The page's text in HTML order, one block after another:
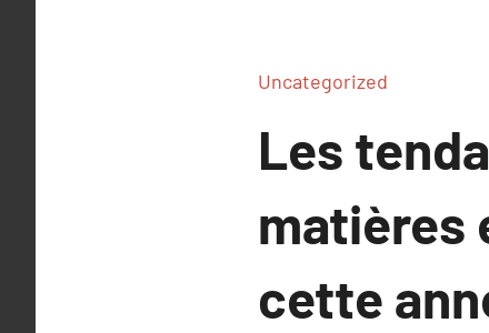
Uncategorized
Les
matières
cette